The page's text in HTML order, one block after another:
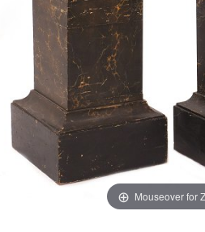
Mouseover for